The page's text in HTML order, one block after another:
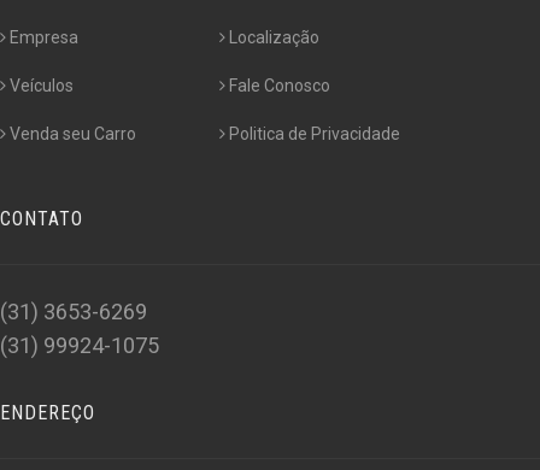
Empresa
Veículos
Venda seu Carro
Localização
Fale Conosco
Politica de Privacidade
CONTATO
(31) 3653-6269
(31) 99924-1075
ENDEREÇO